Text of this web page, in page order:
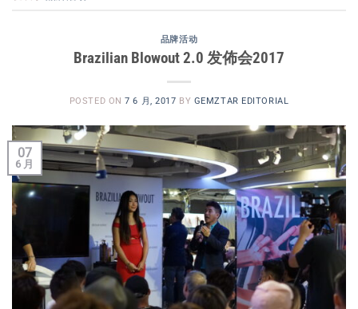
品牌活动
Brazilian Blowout 2.0 发佈会2017
POSTED ON7 6 月, 2017 BY GEMZTAR EDITORIAL
07
6 月